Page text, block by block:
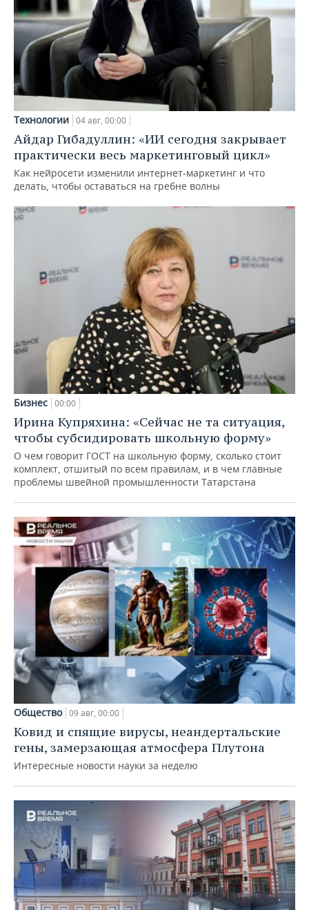
Технологии 04 авг, 00:00
Айдар Гибадуллин: «ИИ сегодня закрывает
практически весь маркетинговый цикл»
Как нейросети изменили интернет-маркетинг и что
делать, чтобы оставаться на гребне волны
Бизнес 00:00
Ирина Купряхина: «Сейчас не та ситуация,
чтобы субсидировать школьную форму»
О чем говорит ГОСТ на школьную форму, сколько стоит
комплект, отшитый по всем правилам, и в чем главные
проблемы швейной промышленности Татарстана
Общество 09 авг, 00:00
Ковид и спящие вирусы, неандертальские
гены, замерзающая атмосфера Плутона
Интересные новости науки за неделю